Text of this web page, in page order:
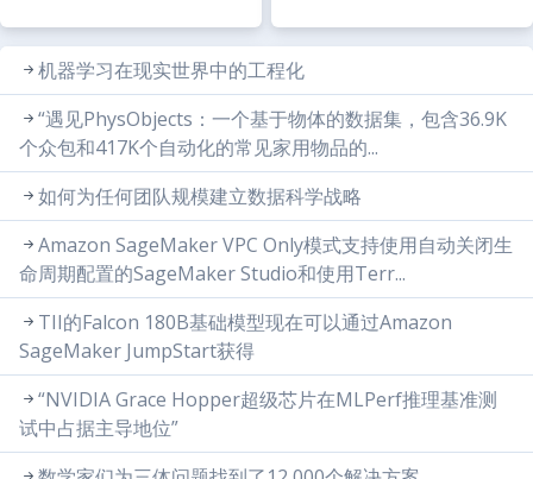
机器学习在现实世界中的工程化
“遇见PhysObjects：一个基于物体的数据集，包含36.9K
个众包和417K个自动化的常见家用物品的...
如何为任何团队规模建立数据科学战略
Amazon SageMaker VPC Only模式支持使用自动关闭生
命周期配置的SageMaker Studio和使用Terr...
TII的Falcon 180B基础模型现在可以通过Amazon
SageMaker JumpStart获得
“NVIDIA Grace Hopper超级芯片在MLPerf推理基准测
试中占据主导地位”